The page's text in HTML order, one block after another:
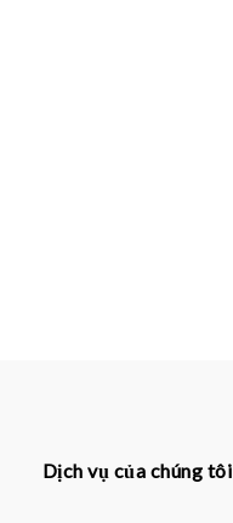
Dịch vụ của chúng tôi